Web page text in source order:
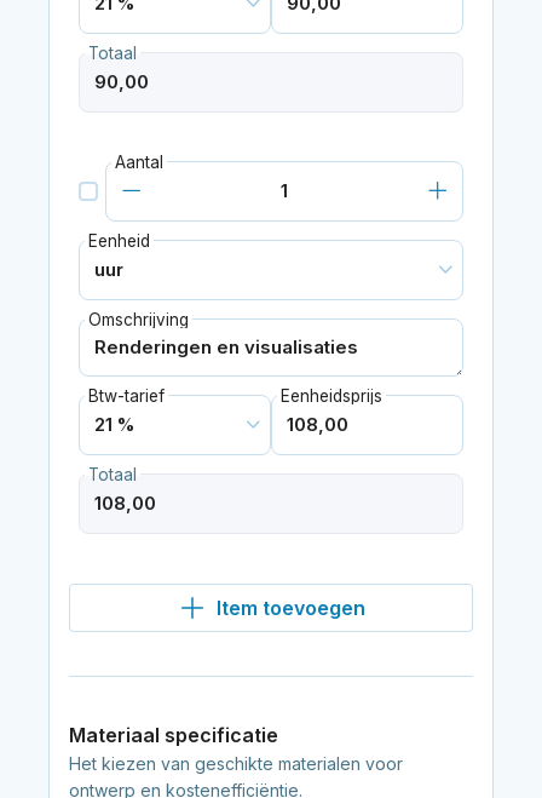
Totaal
Aantal
Eenheid
Omschrijving
Btw-tarief Eenheidsprijs
Totaal
Item toevoegen
Materiaal specificatie
Het kiezen van geschikte materialen voor
ontwerp en kostenefficiëntie.